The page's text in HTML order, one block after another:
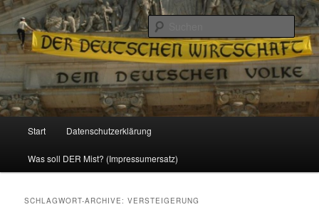
Reizzentrum
Politik, Wirtschaft, Soziales und Gesellschaft
Zum
Inhalt
Zum
sekundären
Start Datenschutzerklärung
Was soll DER Mist? (Impressumersatz)
SCHLAGWORT-ARCHIVE:VERSTEIGERUNG